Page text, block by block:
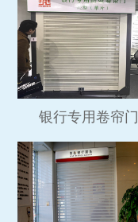
银行专用卷帘门